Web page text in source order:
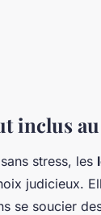
inclus
stress, les
judicieux.
se soucier